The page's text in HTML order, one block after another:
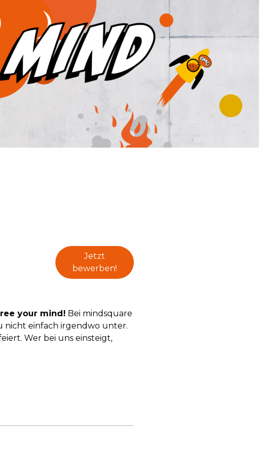
Jetzt
bewerben!
your mind! Bei mindsquare
nicht einfach irgendwo unter.
Wer bei uns einsteigt,